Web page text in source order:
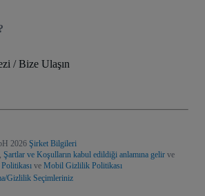
/ Bize Ulaşın
2026 Şirket Bilgileri
Şartlar ve Koşulların kabul edildiği anlamına gelir ve
ve Mobil Gizlilik Politikası
Gizlilik Seçimleriniz